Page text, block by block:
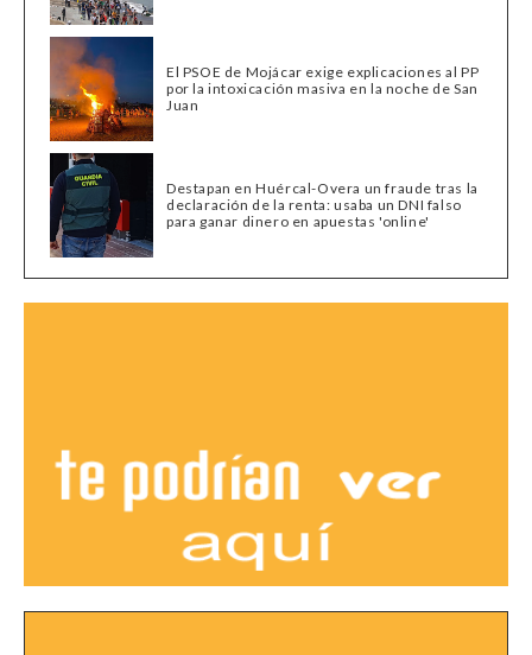
El PSOE de Mojácar exige explicaciones al PP
por la intoxicación masiva en la noche de San
Juan
Destapan en Huércal-Overa un fraude tras la
declaración de la renta: usaba un DNI falso
para ganar dinero en apuestas 'online'